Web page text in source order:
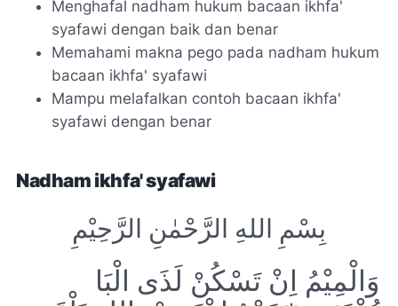
Menghafal nadham hukum bacaan ikhfa'
syafawi dengan baik dan benar
Memahami makna pego pada nadham hukum
bacaan ikhfa' syafawi
Mampu melafalkan contoh bacaan ikhfa'
syafawi dengan benar
Nadham ikhfa' syafawi
بِسْمِ اللهِ الرَّحْمٰنِ الرَّحِیْمِ
وَالْمِیْمُ اِنْ تَسْکُنْ لَذَی الْبَا